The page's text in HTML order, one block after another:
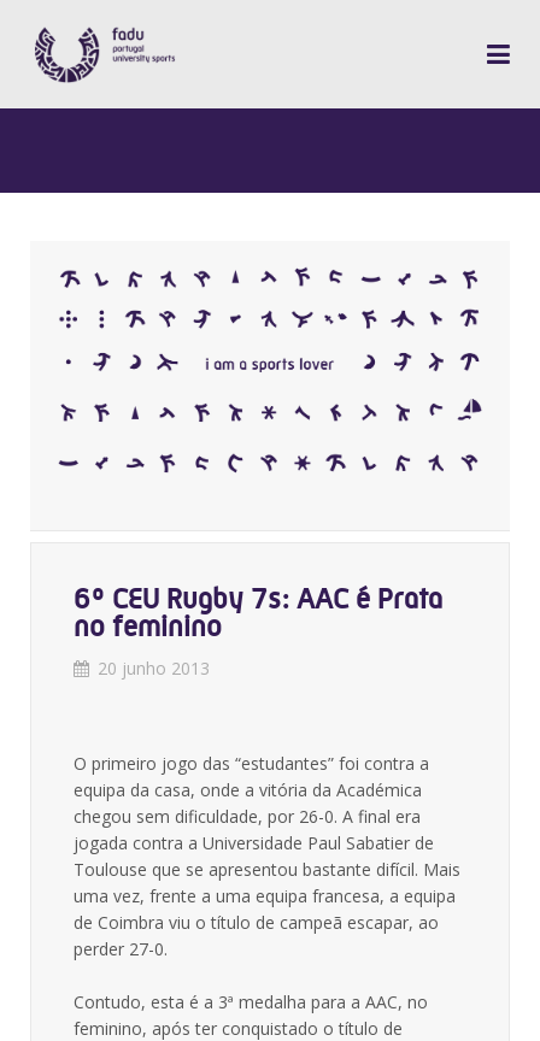
6º CEU Rugby 7s: AAC é Prata
no feminino
20 junho 2013
O primeiro jogo das “estudantes” foi contra a
equipa da casa, onde a vitória da Académica
chegou sem dificuldade, por 26-0. A final era
jogada contra a Universidade Paul Sabatier de
Toulouse que se apresentou bastante difícil. Mais
uma vez, frente a uma equipa francesa, a equipa
de Coimbra viu o título de campeã escapar, ao
perder 27-0.
Contudo, esta é a 3ª medalha para a AAC, no
feminino, após ter conquistado o título de